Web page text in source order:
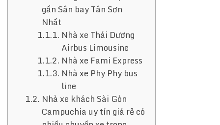
gần Sân bay Tân Sơn
Nhất
Nhà xe Thái Dương
Airbus Limousine
Nhà xe Fami Express
Nhà xe Phy Phy bus
line
Nhà xe khách Sài Gòn
Campuchia uy tín giá rẻ có